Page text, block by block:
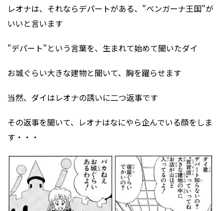
レオナは、それならデパートがある、"ベンガーナ王国"が
いいと言います
"デパート"という言葉を、生まれて始めて聞いたダイ
お城ぐらい大きな建物と聞いて、胸を躍らせます
当然、ダイはレオナの誘いに二つ返事です
その返事を聞いて、レオナはなにやら企んでいる顔をしま
す・・・